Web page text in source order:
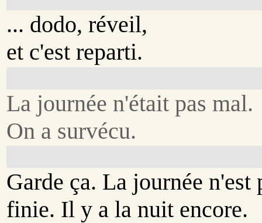
... dodo, réveil,
et c'est reparti.
La journée n'était pas mal.
On a survécu.
Garde ça. La journée n'est
finie. Il y a la nuit encore.